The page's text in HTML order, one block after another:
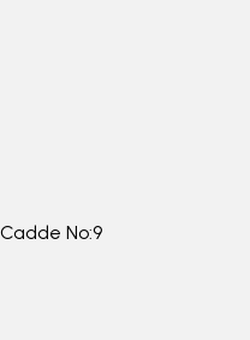
Cadde No:9